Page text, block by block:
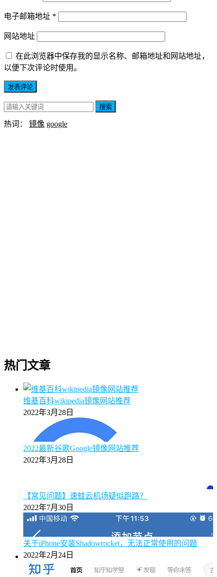
电子邮箱地址 *
网站地址
在此浏览器中保存我的显示名称、邮箱地址和网站地址，
以便下次评论时使用。
搜索
热词： 镜像 google
热门文章
维基百科wikipedia镜像网站推荐
2022年3月28日
2022最新谷歌Google镜像网站推荐
2022年3月28日
【常见问题】速蛙云机场疑似跑路？
2022年7月30日
关于iPhone安装Shadowrocket，无法正常使用的问题
2022年2月24日